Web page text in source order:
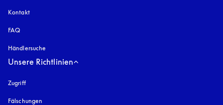
Kontakt
FAQ
Händlersuche
Unsere Richtlinien
Zugrifföffnet sich in einem neuen Tab
Fälschungen